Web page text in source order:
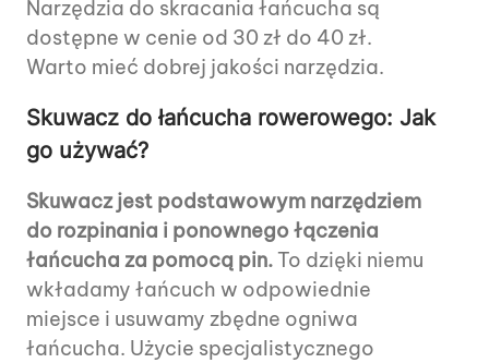
Narzędzia do skracania łańcucha są
dostępne w cenie od 30 zł do 40 zł.
Warto mieć dobrej jakości narzędzia.
Skuwacz do łańcucha rowerowego: Jak
go używać?
Skuwacz jest podstawowym narzędziem
do rozpinania i ponownego łączenia
łańcucha za pomocą pin.To dzięki niemu
wkładamy łańcuch w odpowiednie
miejsce i usuwamy zbędne ogniwa
łańcucha. Użycie specjalistycznego